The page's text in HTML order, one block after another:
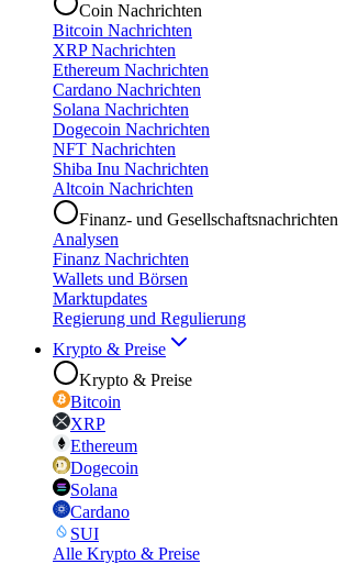
Coin Nachrichten
Bitcoin Nachrichten
XRP Nachrichten
Ethereum Nachrichten
Cardano Nachrichten
Solana Nachrichten
Dogecoin Nachrichten
NFT Nachrichten
Shiba Inu Nachrichten
Altcoin Nachrichten
Finanz- und Gesellschaftsnachrichten
Analysen
Finanz Nachrichten
Wallets und Börsen
Marktupdates
Regierung und Regulierung
Krypto & Preise
Krypto & Preise
Bitcoin
XRP
Ethereum
Dogecoin
Solana
Cardano
SUI
Alle Krypto & Preise